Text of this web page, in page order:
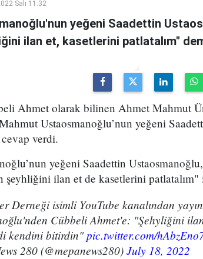
Salı 11:32
yeğeni Saadettin
ilan et, kasetlerini patlatalım"
Ahmet olarak bilinen Ahmet Mahmut
Ustaosmanoğlu’nun yeğeni
verdi.
yeğeni Saadettin
şeyhliğini ilan et de kasetlerini patlatalım"
Derneği isimli YouTube kanalından
Cübbeli Ahmet'e: "Şehyliğini
kendini bitirdin"pic.twitter.com/
280 (@mepanews280)July 18, 2022